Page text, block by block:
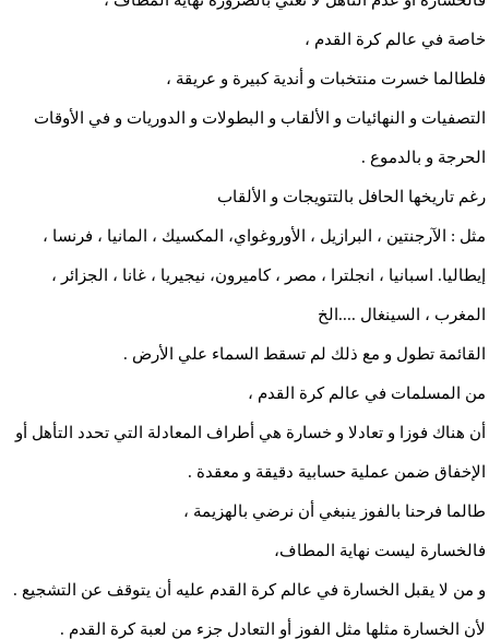
خاصة في عالم كرة القدم ،
فلطالما خسرت منتخبات و أندية كبيرة و عريقة ،
التصفيات و النهائيات و الألقاب و البطولات و الدوريات و في الأوقات
الحرجة و بالدموع .
رغم تاريخها الحافل بالتتويجات و الألقاب
مثل : الآرجنتين ، البرازيل ، الأوروغواي، المكسيك ، المانيا ، فرنسا ،
إيطاليا. اسبانيا ، انجلترا ، مصر ، كاميرون، نيجيريا ، غانا ، الجزائر ،
المغرب ، السينغال ....الخ
القائمة تطول و مع ذلك لم تسقط السماء علي الأرض .
من المسلمات في عالم كرة القدم ،
أن هناك فوزا و تعادلا و خسارة هي أطراف المعادلة التي تحدد التأهل أو
الإخفاق ضمن عملية حسابية دقيقة و معقدة .
طالما فرحنا بالفوز ينبغي أن نرضي بالهزيمة ،
فالخسارة ليست نهاية المطاف،
و من لا يقبل الخسارة في عالم كرة القدم عليه أن يتوقف عن التشجيع .
لأن الخسارة مثلها مثل الفوز أو التعادل جزء من لعبة كرة القدم .